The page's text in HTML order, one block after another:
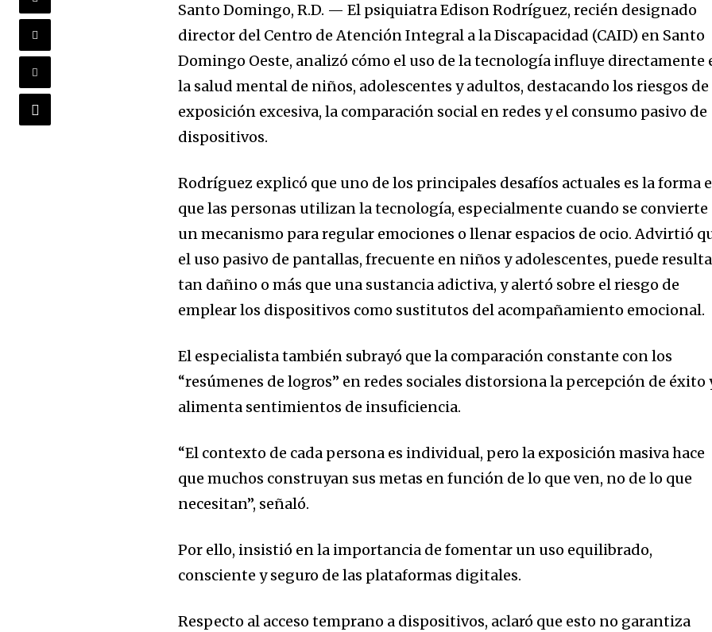
Santo Domingo, R.D. — El psiquiatra Edison Rodríguez, recién designado
director del Centro de Atención Integral a la Discapacidad (CAID) en Santo
Domingo Oeste, analizó cómo el uso de la tecnología influye directamente
la salud mental de niños, adolescentes y adultos, destacando los riesgos de
exposición excesiva, la comparación social en redes y el consumo pasivo de
dispositivos.
Rodríguez explicó que uno de los principales desafíos actuales es la forma
que las personas utilizan la tecnología, especialmente cuando se convierte
un mecanismo para regular emociones o llenar espacios de ocio. Advirtió
el uso pasivo de pantallas, frecuente en niños y adolescentes, puede
tan dañino o más que una sustancia adictiva, y alertó sobre el riesgo de
emplear los dispositivos como sustitutos del acompañamiento emocional.
El especialista también subrayó que la comparación constante con los
“resúmenes de logros” en redes sociales distorsiona la percepción de éxito
alimenta sentimientos de insuficiencia.
“El contexto de cada persona es individual, pero la exposición masiva hace
que muchos construyan sus metas en función de lo que ven, no de lo que
necesitan”, señaló.
Por ello, insistió en la importancia de fomentar un uso equilibrado,
consciente y seguro de las plataformas digitales.
Respecto al acceso temprano a dispositivos, aclaró que esto no garantiza